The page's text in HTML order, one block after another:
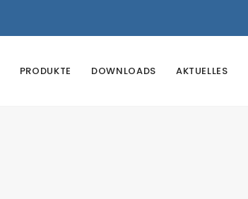
PRODUKTE DOWNLOADS AKTUELLES